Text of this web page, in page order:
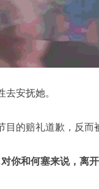
安抚她。
的赔礼道歉，反而
你和何塞来说，离